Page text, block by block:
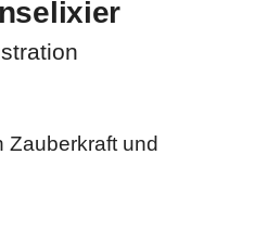
als lebensgroße
Zauberkraft und